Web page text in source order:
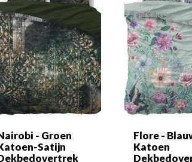
- Groen
Satijn
Flore -
Katoen